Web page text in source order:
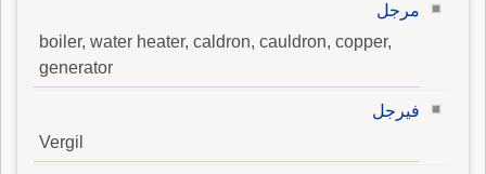
مرجل
boiler, water heater, caldron, cauldron, copper,
generator
فيرجل
Vergil